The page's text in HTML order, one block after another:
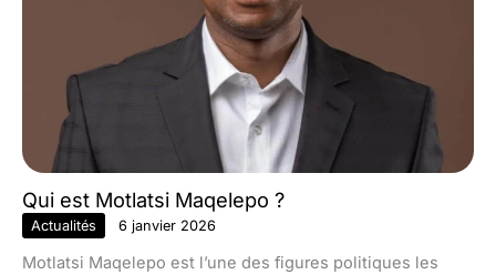
Qui est Motlatsi Maqelepo ?
Actualités 6 janvier 2026
Motlatsi Maqelepo est l’une des figures politiques les